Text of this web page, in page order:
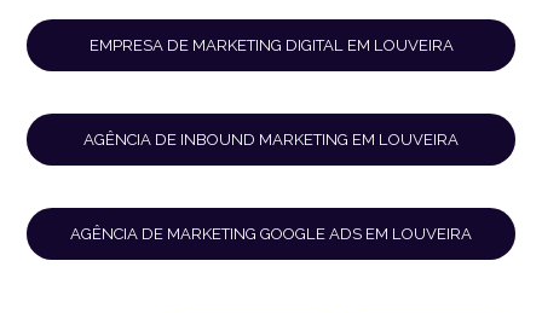
EMPRESA DE MARKETING DIGITAL EM LOUVEIRA
AGÊNCIA DE INBOUND MARKETING EM LOUVEIRA
AGÊNCIA DE MARKETING GOOGLE ADS EM LOUVEIRA